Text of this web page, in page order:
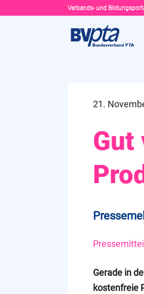
Verbands- und
21.
Gut
Gerade in
kostenfreie